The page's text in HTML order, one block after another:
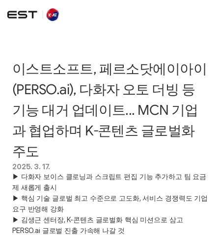
이스트소프트, 페르소닷에이아이
(PERSO.ai), 다화자 오토 더빙 등
기능 대거 업데이트... MCN 기업
과 협업하며 K-콘텐츠 글로벌화
주도
2025. 3. 17.
▶ 다화자 보이스 클로닝과 스크립트 편집 기능 추가하고 팀 요금
제 새롭게 출시
▶ 핵심 기술 글로벌 최고 수준으로 고도화, 서비스 경쟁력도 기업
요구 반영해 강화
▶ 김생근 센터장, K-콘텐츠 글로벌화 핵심 미션으로 삼고
PERSO.ai 글로벌 진출 가속해 나갈 것